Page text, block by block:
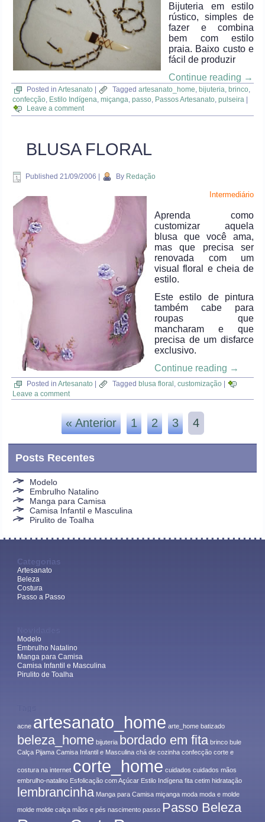
Bijuteria em estilo
rústico, simples de
fazer e combina
bem com estilo
praia. Baixo custo e
fácil de produzir
Continue reading →
Posted in Artesanato | Tagged artesanato_home,bijuteria,brinco,
confecção Estilo Indígena ,miçanga ,passo Passos Artesanato ,pulseira |
Leave a comment
BLUSA FLORAL
Published 21/09/2006 | By Redação
Intermediário
Aprenda como
customizar aquela
blusa que você ama,
mas que precisa ser
renovada com um
visual floral e cheia de
estilo.
Este estilo de pintura
também cabe para
roupas que
mancharam e que
precisa de um disfarce
exclusivo.
Continue reading →
Posted in Artesanato | Tagged blusa floral,customização |
Leave a comment
« Anterior 1 2 3 4
Posts Recentes
Modelo
Embrulho Natalino
Manga para Camisa
Camisa Infantil e Masculina
Pirulito de Toalha
Categorias
Artesanato
Beleza
Costura
Passo a Passo
Novidades
Modelo
Embrulho Natalino
Manga para Camisa
Camisa Infantil e Masculina
Pirulito de Toalha
Tags
acne artesanato_home arte_home batizado
beleza_home bijuteria bordado em fita brinco bule
Calça Pijama Camisa Infantil e Masculina chá de cozinha confecção corte e
costura na internet corte_home cuidados cuidados mãos
embrulho-natalino Esfolicação com Açúcar Estilo Indígena fita cetim hidratação
lembrancinha Manga para Camisa miçanga moda moda e molde
molde molde calça mãos e pés nascimento passo Passo Beleza